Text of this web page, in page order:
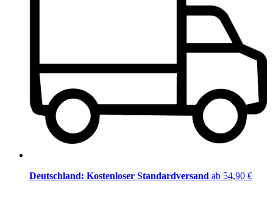
Deutschland: Kostenloser Standardversand ab 54,90 €